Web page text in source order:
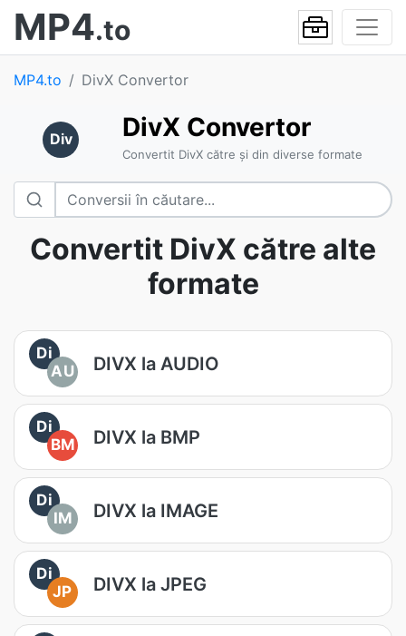
MP4.to
MP4.to DivX Convertor
Div DivX Convertor
Convertit DivX către și din diverse formate
Convertit DivX către alte
formate
Di
AU
DIVX la AUDIO
Di
BM
DIVX la BMP
Di
IM
DIVX la IMAGE
Di
JP
DIVX la JPEG